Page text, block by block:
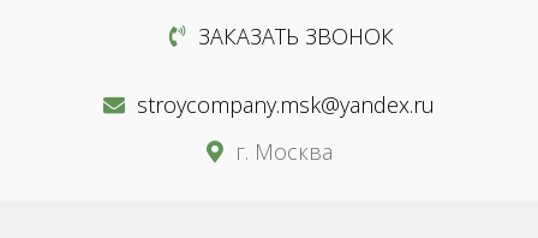
ЗАКАЗАТЬ ЗВОНОК
stroycompany.msk@yandex.ru
г. Москва